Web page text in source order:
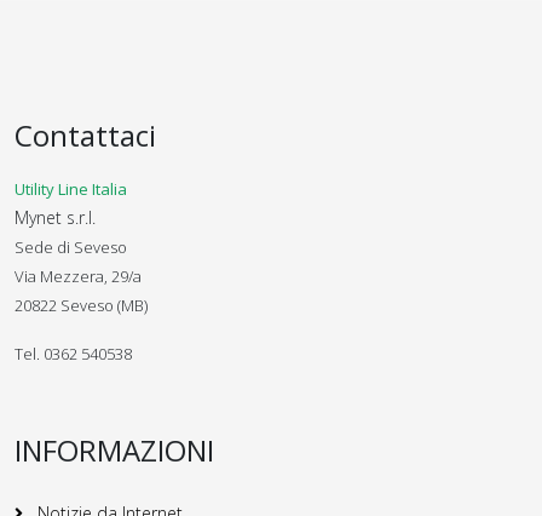
Contattaci
Utility Line Italia
Mynet s.r.l.
Sede di Seveso
Via Mezzera, 29/a
20822 Seveso (MB)
Tel. 0362 540538
INFORMAZIONI